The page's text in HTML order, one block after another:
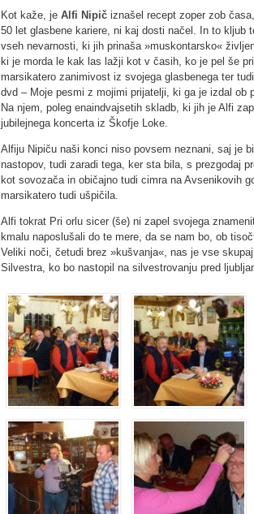
Kot kaže, je Alfi Nipičiznašel recept zoper zob
50 let glasbene kariere, ni kaj dosti načel. In to kljub
vseh nevarnosti, ki jih prinaša »muskontarsko«
ki je morda le kak las lažji kot v časih, ko je pel še
marsikatero zanimivost iz svojega glasbenega ter
dvd – Moje pesmi z mojimi prijatelji, ki ga je izdal ob
Na njem, poleg enaindvajsetih skladb, ki jih je Alfi
jubilejnega koncerta iz Škofje Loke.
Alfiju Nipiču naši konci niso povsem neznani, saj je
nastopov, tudi zaradi tega, ker sta bila, s prezgodaj
kot sovozača in običajno tudi cimra na Avsenikovih
marsikatero tudi ušpičila.
Alfi tokrat Pri orlu sicer (še) ni zapel svojega
kmalu naposlušali do te mere, da se nam bo, ob
Veliki noči, četudi brez »kušvanja«, nas je vse
Silvestra, ko bo nastopil na silvestrovanju pred